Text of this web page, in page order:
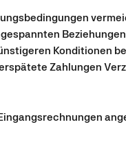
Konditionen
Zahlungen